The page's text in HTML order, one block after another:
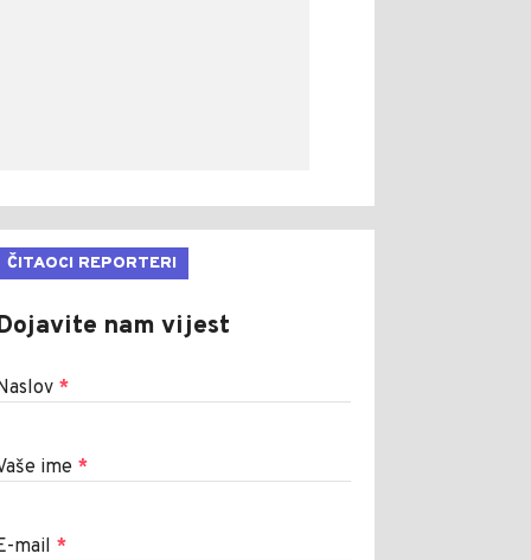
ČITAOCI REPORTERI
nam vijest
*
ime *
mail *